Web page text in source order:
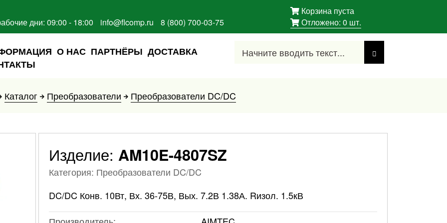
дни: 09:00 - 18:00 info@flcomp.ru 8 (800) 700-03-75
Корзина пуста
Отложено: 0 шт.
О НАС ПАРТНЁРЫ ДОСТАВКА
Каталог Преобразователи Преобразователи DC/DC
Изделие: AM10E-4807SZ
Категория: Преобразователи DC/DC
DC/DC Конв. 10Вт, Вх. 36-75В, Вых. 7.2В 1.38А. Rизол. 1.5кВ